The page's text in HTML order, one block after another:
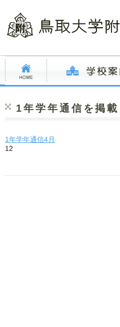
1年学年通信を掲
1年学年通信4月
12